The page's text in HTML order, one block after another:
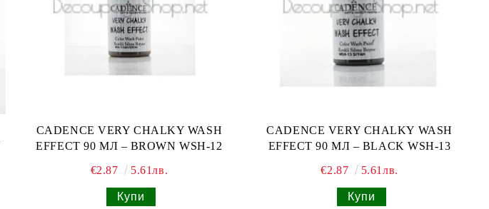
CADENCE VERY CHALKY WASH
EFFECT 90 МЛ – BROWN WSH-12
€2.87 5.61лв.
CADENCE VERY CHALKY WASH
EFFECT 90 МЛ – BLACK WSH-13
€2.87 5.61лв.